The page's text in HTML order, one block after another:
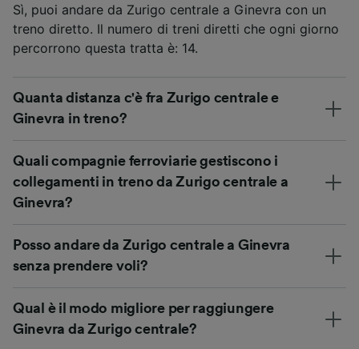
Sì, puoi andare da Zurigo centrale a Ginevra con un
treno diretto. Il numero di treni diretti che ogni giorno
percorrono questa tratta è: 14.
Quanta distanza c'è fra Zurigo centrale e
Ginevra in treno?
Quali compagnie ferroviarie gestiscono i
collegamenti in treno da Zurigo centrale a
Ginevra?
Posso andare da Zurigo centrale a Ginevra
senza prendere voli?
Qual è il modo migliore per raggiungere
Ginevra da Zurigo centrale?